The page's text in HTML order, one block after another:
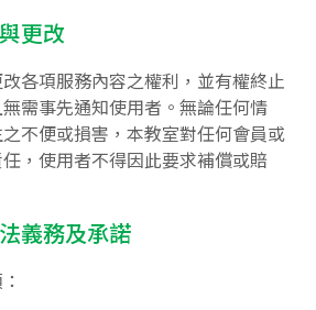
更改
各項服務內容之權利，並有權終止
需事先通知使用者。無論任何情
不便或損害，本教室對任何會員或
，使用者不得因此要求補償或賠
義務及承諾